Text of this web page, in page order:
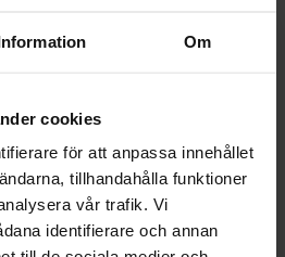
Om
cookies
för att anpassa innehållet
tillhandahålla funktioner
vår trafik. Vi
identifierare och annan
Konsol K32 320mm
Hvid, elfa 413210